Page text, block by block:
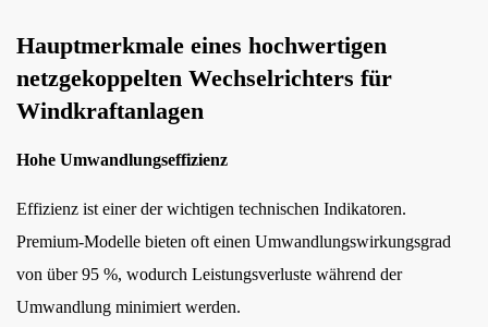
Hauptmerkmale eines hochwertigen
netzgekoppelten Wechselrichters für
Windkraftanlagen
Hohe Umwandlungseffizienz
Effizienz ist einer der wichtigen technischen Indikatoren.
Premium-Modelle bieten oft einen Umwandlungswirkungsgrad
von über 95 %, wodurch Leistungsverluste während der
Umwandlung minimiert werden.